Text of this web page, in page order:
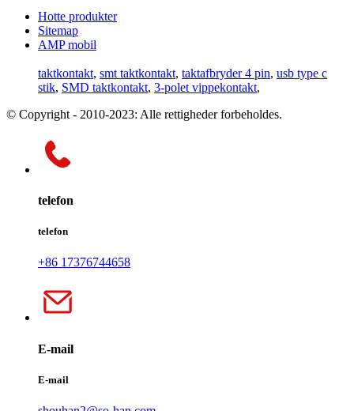
Hotte produkter
Sitemap
AMP mobil
taktkontakt, smt taktkontakt, taktafbryder 4 pin, usb type c
stik, SMD taktkontakt, 3-polet vippekontakt,
© Copyright - 2010-2023: Alle rettigheder forbeholdes.
telefon
telefon
+86 17376744658
E-mail
E-mail